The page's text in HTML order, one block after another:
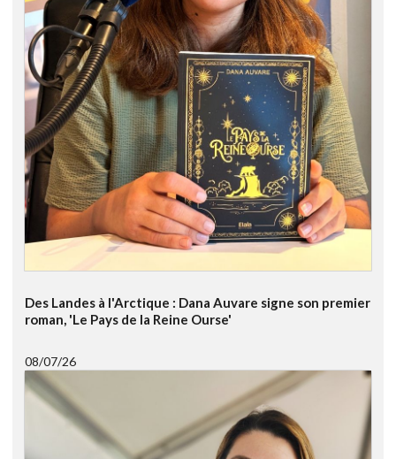
Des Landes à l'Arctique : Dana Auvare signe son premier
roman, 'Le Pays de la Reine Ourse'
08/07/26